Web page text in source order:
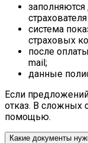
система
страховых
после
mail;
данные
Если
отказ. В сложных
помощью.
Какие документы